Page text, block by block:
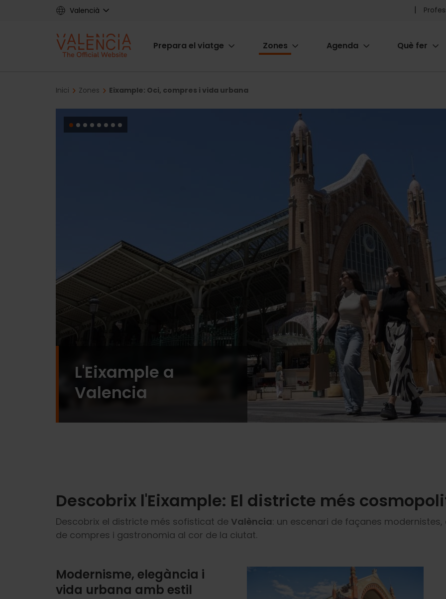
Valencià
Pre
Main
Prepara el viatge Zones Agenda Què fer
Breadcrumb
Inici Zones Eixample: Oci, compres i vida urbana
L'Eixample a
Valencia
Descobrix l'Eixample: El districte més
Descobrix el districte més sofisticat de València: un escenari de façanes
de compres i gastronomia al cor de la ciutat.
Modernisme, elegància i
vida urbana amb estil